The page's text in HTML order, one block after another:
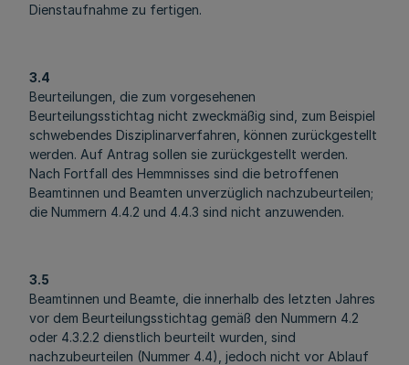
Dienstaufnahme zu fertigen.
3.4
Beurteilungen, die zum vorgesehenen
Beurteilungsstichtag nicht zweckmäßig sind, zum Beispiel
schwebendes Disziplinarverfahren, können zurückgestellt
werden. Auf Antrag sollen sie zurückgestellt werden.
Nach Fortfall des Hemmnisses sind die betroffenen
Beamtinnen und Beamten unverzüglich nachzubeurteilen;
die Nummern 4.4.2 und 4.4.3 sind nicht anzuwenden.
3.5
Beamtinnen und Beamte, die innerhalb des letzten Jahres
vor dem Beurteilungsstichtag gemäß den Nummern 4.2
oder 4.3.2.2 dienstlich beurteilt wurden, sind
nachzubeurteilen (Nummer 4.4), jedoch nicht vor Ablauf